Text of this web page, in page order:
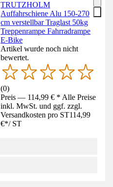
TRUTZHOLM
Auffahrschiene Alu 150-270
cm verstellbar Traglast 50kg
Treppenrampe Fahrradrampe
E-Bike
Artikel wurde noch nicht
bewertet.
(0)
Preis — 114,99 € * Alle Preise
inkl. MwSt. und ggf. zzgl.
Versandkosten pro ST114,99
€*/ ST